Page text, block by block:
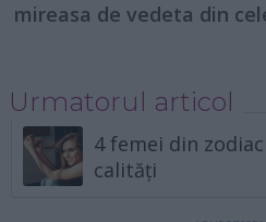
mireasa de vedeta din
Urmatorul articol
4 femei din
calități